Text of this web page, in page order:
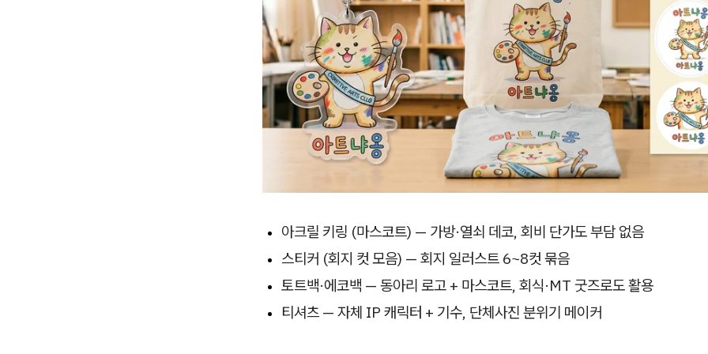
아크릴 키링 (마스코트) — 가방·열쇠 데코, 회비 단가도 부담 없음
스티커 (회지 컷 모음) — 회지 일러스트 6~8컷 묶음
토트백·에코백 — 동아리 로고 + 마스코트, 회식·MT 굿즈로도 활용
티셔츠 — 자체 IP 캐릭터 + 기수, 단체사진 분위기 메이커